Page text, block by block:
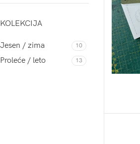
KOLEKCIJA
Jesen / zima 10
Proleće / leto 13